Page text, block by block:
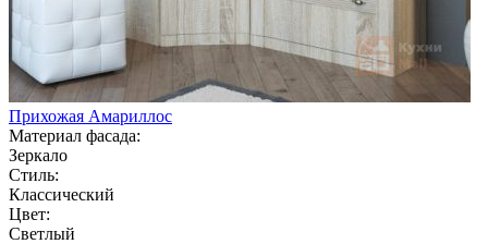
Прихожая Амариллос
Материал фасада:
Зеркало
Стиль:
Классический
Цвет:
Светлый